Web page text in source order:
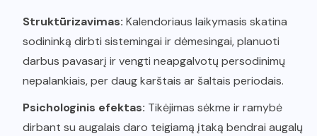
Struktūrizavimas: Kalendoriaus laikymasis skatina
sodininką dirbti sistemingai ir dėmesingai, planuoti
darbus pavasarį ir vengti neapgalvotų persodinimų
nepalankiais, per daug karštais ar šaltais periodais.
Psichologinis efektas: Tikėjimas sėkme ir ramybė
dirbant su augalais daro teigiamą įtaką bendrai augalų